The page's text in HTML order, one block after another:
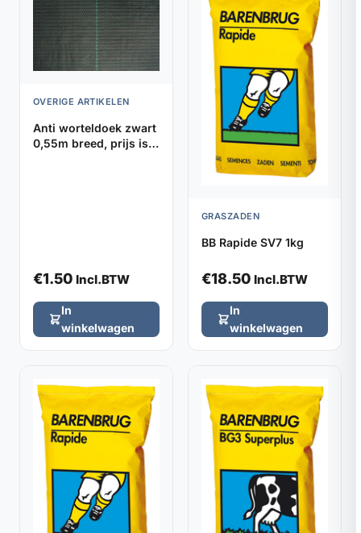
OVERIGE ARTIKELEN
Anti worteldoek zwart
0,55m breed, prijs is
€1.50 Incl.BTW
In
winkelwagen
GRASZADEN
BB Rapide SV7 1kg
€18.50 Incl.BTW
In
winkelwagen